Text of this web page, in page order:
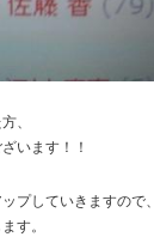
、
います！！
プしていきますので、
す。